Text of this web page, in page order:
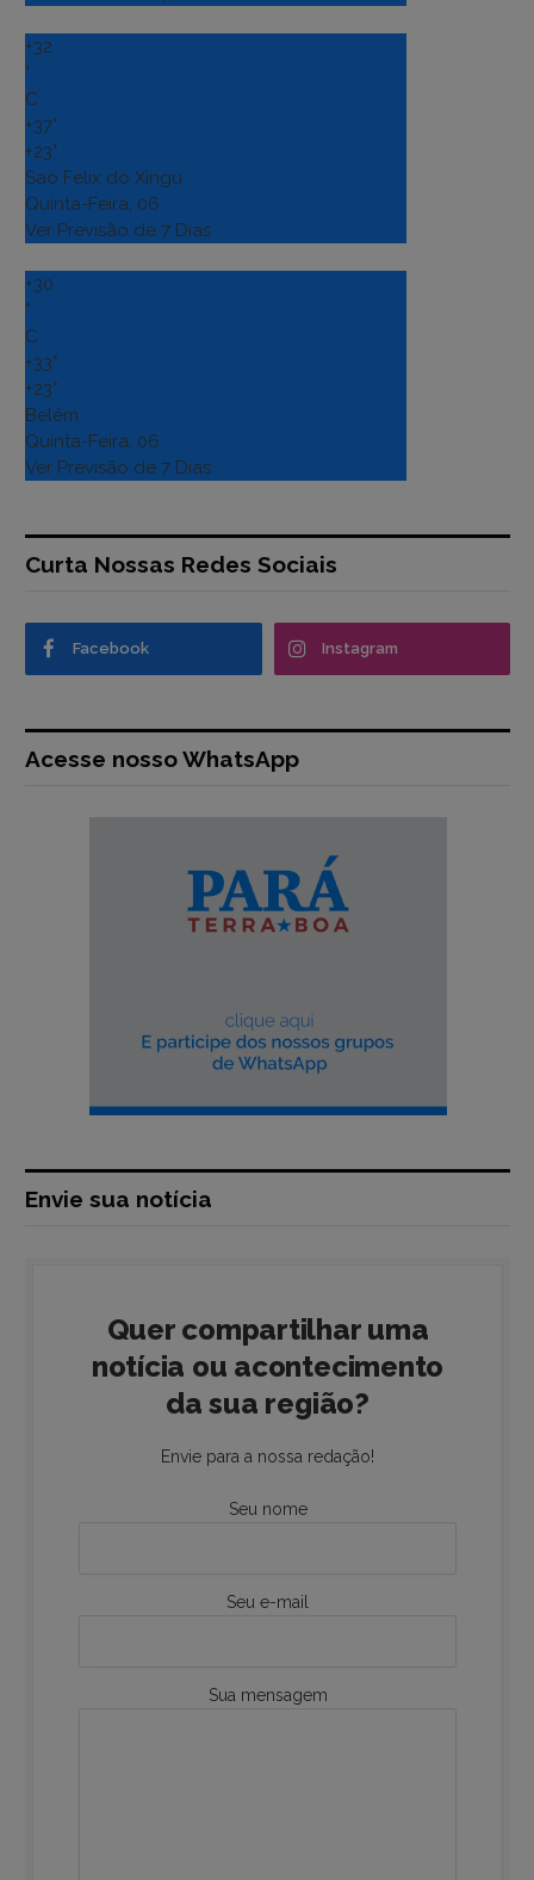
+32
°
C
+37°
+23°
Sao Felix do Xingu
Quinta-Feira, 06
Ver Previsão de 7 Dias
+30
°
C
+33°
+23°
Belém
Quinta-Feira, 06
Ver Previsão de 7 Dias
Curta Nossas Redes Sociais
Facebook Instagram
Acesse nosso WhatsApp
Envie sua notícia
Quer compartilhar uma
notícia ou acontecimento
da sua região?
Envie para a nossa redação!
Seu nome
Seu e-mail
Sua mensagem